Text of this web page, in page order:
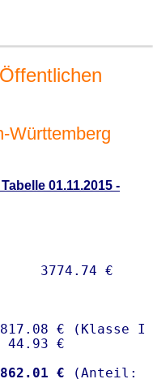
Württemberg
01.11.2015 -
€ (Klasse I)
€
€